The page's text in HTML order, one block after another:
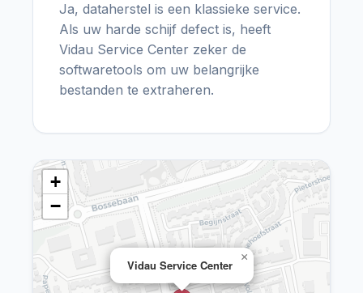
Ja, dataherstel is een klassieke service.
Als uw harde schijf defect is, heeft
Vidau Service Center zeker de
softwaretools om uw belangrijke
bestanden te extraheren.
Vidau Service Center
×
+
−